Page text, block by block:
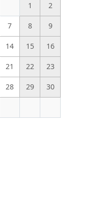
1
2
7 8 9
14 15 16
21 22 23
28 29 30